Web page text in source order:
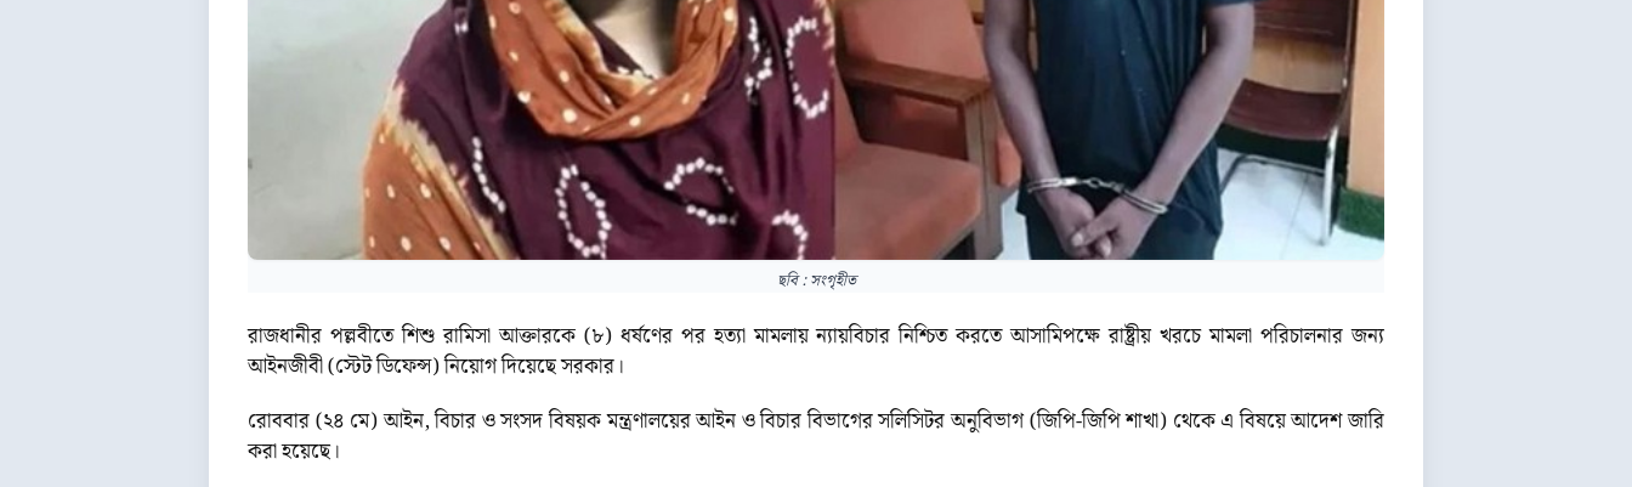
ছবি : সংগৃহীত
রাজধানীর পল্লবীতে শিশু রামিসা আক্তারকে (৮) ধর্ষণের পর হত্যা মামলায় ন্যায়বিচার নিশ্চিত করতে আসামিপক্ষে রাষ্ট্রীয় খরচে মামলা পরিচালনার জন্য
আইনজীবী (স্টেট ডিফেন্স) নিয়োগ দিয়েছে সরকার।
রোববার (২৪ মে) আইন, বিচার ও সংসদ বিষয়ক মন্ত্রণালয়ের আইন ও বিচার বিভাগের সলিসিটর অনুবিভাগ (জিপি-জিপি শাখা) থেকে এ বিষয়ে আদেশ জারি
করা হয়েছে।